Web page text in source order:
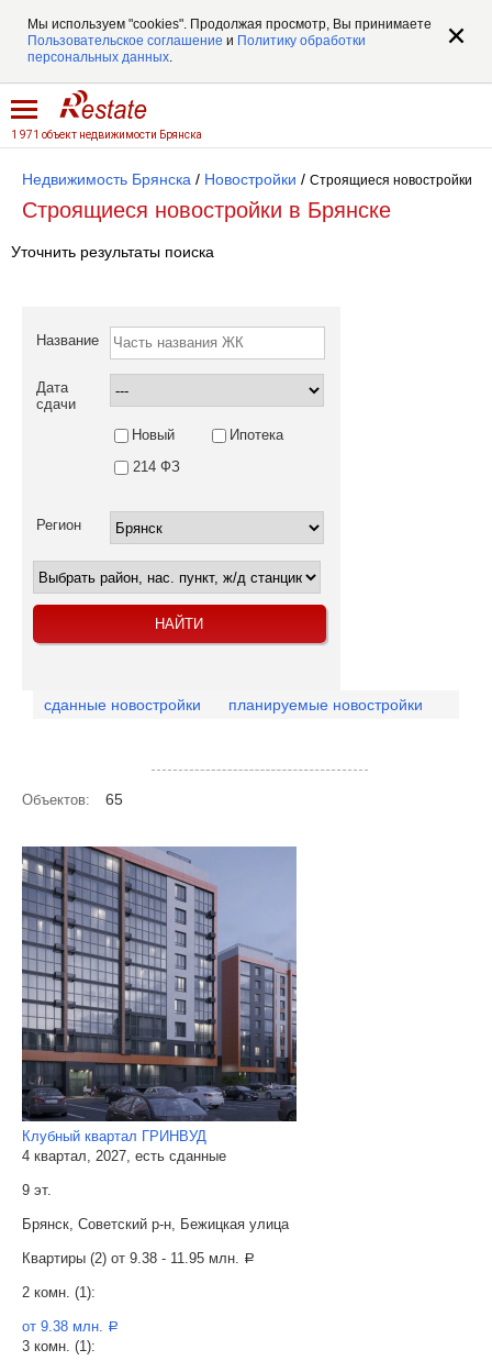
Мы используем "cookies". Продолжая просмотр, Вы принимаете
Пользовательское соглашение и Политику обработки
персональных данных.
1 971 объект недвижимости Брянска
Недвижимость Брянска / Новостройки / Строящиеся новостройки
Строящиеся новостройки в Брянске
Уточнить результаты поиска
Название
Дата
сдачи
Новый
Ипотека
214 ФЗ
Регион
сданные новостройки планируемые новостройки
Объектов: 65
Клубный квартал ГРИНВУД
4 квартал, 2027, есть сданные
9 эт.
Брянск, Советский р-н, Бежицкая улица
Квартиры (2) от 9.38 - 11.95 млн. a
2 комн. (1):
от 9.38 млн. a
3 комн. (1):